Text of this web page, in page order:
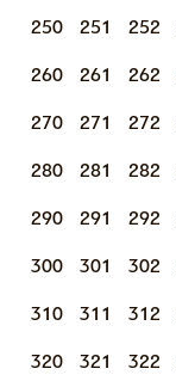
250 251 252
260 261 262
270 271 272
280 281 282
290 291 292
300 301 302
310 311 312
320 321 322